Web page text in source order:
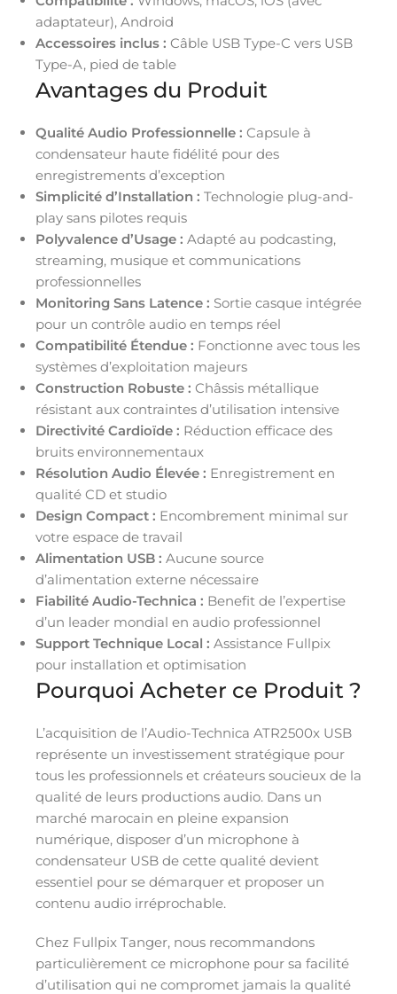
adaptateur), Android
Accessoires inclus : Câble USB Type-C vers USB
Type-A, pied de table
Avantages du Produit
Qualité Audio Professionnelle : Capsule à
condensateur haute fidélité pour des
enregistrements d’exception
Simplicité d’Installation : Technologie plug-and-
play sans pilotes requis
Polyvalence d’Usage : Adapté au podcasting,
streaming, musique et communications
professionnelles
Monitoring Sans Latence : Sortie casque intégrée
pour un contrôle audio en temps réel
Compatibilité Étendue : Fonctionne avec tous les
systèmes d’exploitation majeurs
Construction Robuste : Châssis métallique
résistant aux contraintes d’utilisation intensive
Directivité Cardioïde : Réduction efficace des
bruits environnementaux
Résolution Audio Élevée : Enregistrement en
qualité CD et studio
Design Compact : Encombrement minimal sur
votre espace de travail
Alimentation USB : Aucune source
d’alimentation externe nécessaire
Fiabilité Audio-Technica : Benefit de l’expertise
d’un leader mondial en audio professionnel
Support Technique Local : Assistance Fullpix
pour installation et optimisation
Pourquoi Acheter ce Produit ?
L’acquisition de l’Audio-Technica ATR2500x USB
représente un investissement stratégique pour
tous les professionnels et créateurs soucieux de la
qualité de leurs productions audio. Dans un
marché marocain en pleine expansion
numérique, disposer d’un microphone à
condensateur USB de cette qualité devient
essentiel pour se démarquer et proposer un
contenu audio irréprochable.
Chez Fullpix Tanger, nous recommandons
particulièrement ce microphone pour sa facilité
d’utilisation qui ne compromet jamais la qualité